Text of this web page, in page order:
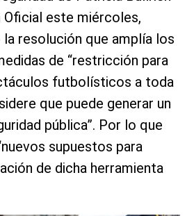
este miércoles,
resolución que amplía los
de “restricción para
futbolísticos a toda
que puede generar un
pública”. Por lo que
supuestos para
de dicha herramienta